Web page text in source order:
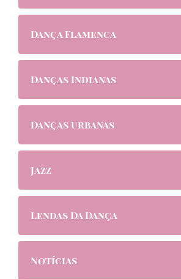
Dança Flamenca
Danças Indianas
Danças Urbanas
Jazz
Lendas Da Dança
Notícias